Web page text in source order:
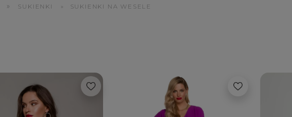
» SUKIENKI » SUKIENKI NA WESELE